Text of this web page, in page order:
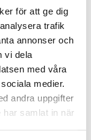
för att ge dig
trafik
annonser och
vi dela
med våra
medier.
andra uppgifter
har samlat in när